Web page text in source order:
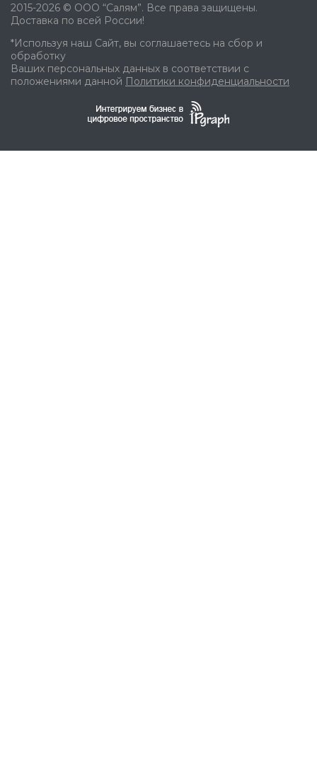
2015-2026 © ООО “Салям”. Все права защищены.
Доставка по всей России!
*Используя наш Сайт, вы соглашаетесь на сбор и
обработку
Ваших персональных данных в соответствии с
положениями данной Политики конфиденциальности